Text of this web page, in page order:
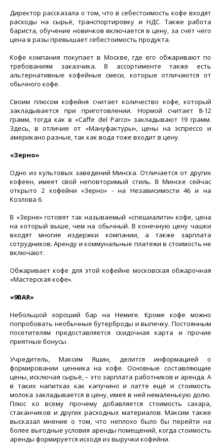
Директор рассказала о том, что в себестоимость кофе входят
расходы на сырьё, транспортировку и НДС. Также работа
бариста, обучение новичков включается в цену, за счёт чего
цена в разы превышает себестоимость продукта.
Кофе компания покупает в Москве, где его обжаривают по
требованиям заказчика. В ассортименте также есть
альтернативные кофейные смеси, которые отличаются от
обычного кофе.
Своим плюсом кофейня считает количество кофе, который
закладывается при приготовлении. Нормой считает 8-12
грамм, тогда как в «Caffe del Parco» закладывают 19 грамм.
Здесь, в отличие от «Мануфактуры», цены на эспрессо и
американо разные, так как вода тоже входит в цену.
«Зерно»
Одно из культовых заведений Минска. Отличается от других
кофеен, имеет свой неповторимый стиль. В Минске сейчас
открыто 2 кофейни «Зерно» - на Независимости 46 и на
Козлова 6.
В «Зерне» готовят так называемый «спешиалити» кофе, цена
на который выше, чем на обычный. В конечную цену чашки
входят многие издержки компании, а также зарплата
сотрудников. Аренду и коммунальные платежи в стоимость не
включают.
Обжаривает кофе для этой кофейне московская обжарочная
«Мастерская кофе».
«9BAR»
Небольшой хороший бар на Немиге. Кроме кофе можно
попробовать необычные бутерброды и выпечку. Постоянным
посетителям предоставляется скидочная карта и прочие
приятные бонусы.
Учредитель, Максим Яшин, делится информацией о
формировании ценника на кофе. Основные составляющие
цены, исключая сырьё, – это зарплата работников и аренда. А
в таких напитках как капучино и латте ещё и стоимость
молока закладывается в цену, имея в ней немаленькую долю.
Плюс ко всему прочему добавляется стоимость сахара,
стаканчиков и других расходных материалов. Максим также
высказал мнение о том, что неплохо было бы перейти на
более выгодные условия аренды помещений, когда стоимость
аренды формируется исходя из выручки кофейни.